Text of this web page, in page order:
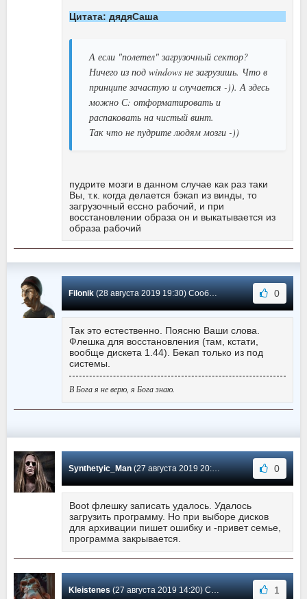
Цитата: дядяСаша
А если "полетел" загрузочный сектор?
Ничего из под windows не загрузишь. Что в
принципе зачастую и случается -)). А здесь
можно С: отформатировать и
распаковать на чистый винт.
Так что не пудрите людям мозги -))
пудрите мозги в данном случае как раз таки
Вы, т.к. когда делается бэкап из винды, то
загрузочный ессно рабочий, и при
восстановлении образа он и выкатывается из
образа рабочий
Filonik(28 августа 2019 19:30) Сообщение #269 0
Так это естественно. Поясню Ваши слова.
Флешка для восстановления (там, кстати,
вообще дискета 1.44). Бекап только из под
системы.
В Бога я не верю, я Бога знаю.
Synthetyic_Man(27 августа 2019 20:13) Сообщение #268 0
Boot флешку записать удалось. Удалось
загрузить программу. Но при выборе дисков
для архивации пишет ошибку и -привет семье,
программа закрывается.
Kleistenes(27 августа 2019 14:20) Сообщение #267 1